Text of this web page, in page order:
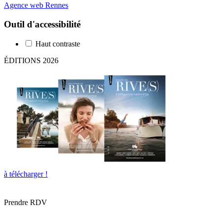
Agence web Rennes
Outil d'accessibilité
Haut contraste
ÉDITIONS 2026
à télécharger !
Prendre RDV